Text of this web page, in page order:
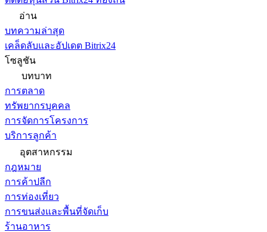
อ่าน
บทความล่าสุด
เคล็ดลับและอัปเดต Bitrix24
โซลูชัน
บทบาท
การตลาด
ทรัพยากรบุคคล
การจัดการโครงการ
บริการลูกค้า
อุตสาหกรรม
กฎหมาย
การค้าปลีก
การท่องเที่ยว
การขนส่งและพื้นที่จัดเก็บ
ร้านอาหาร